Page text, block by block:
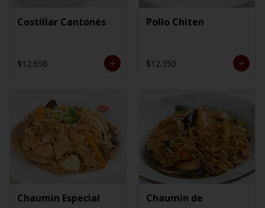
Costillar Cantonés
$12.650
Pollo Chiten
$12.350
Chaumin Especial
Chaumin de